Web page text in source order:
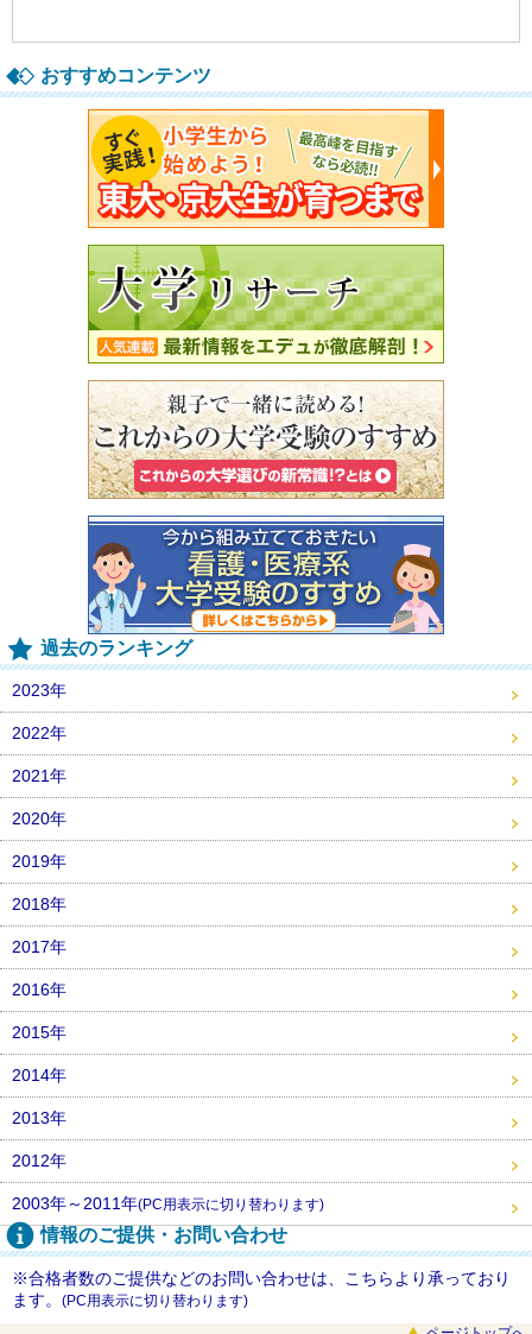
おすすめコンテンツ
過去のランキング
2023年
2022年
2021年
2020年
2019年
2018年
2017年
2016年
2015年
2014年
2013年
2012年
2003年～2011年(PC用表示に切り替わります)
情報のご提供・お問い合わせ
※合格者数のご提供などのお問い合わせは、こちらより承っており
ます。 (PC用表示に切り替わります)